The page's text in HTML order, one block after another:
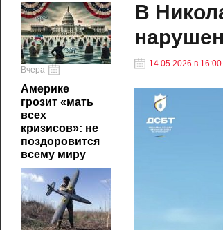
Вчера
Америке
грозит «мать
всех
кризисов»: не
поздоровится
всему миру
В
14.05.2026 в 16:00